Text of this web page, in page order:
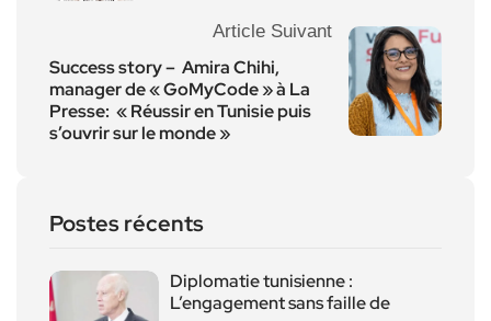
Article Suivant
Success story – Amira Chihi,
manager de « GoMyCode » à La
Presse: « Réussir en Tunisie puis
s’ouvrir sur le monde »
Postes récents
Diplomatie tunisienne :
L’engagement sans faille de